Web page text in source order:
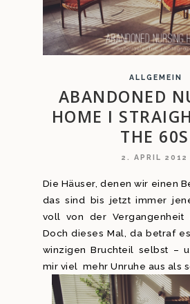
ALLGEMEIN
ABANDONED
HOME I
THE 60S
2. APRIL 2012
Die Häuser, denen wir einen
das sind bis jetzt immer
voll von der Vergangenheit
Doch dieses Mal, da betraf
winzigen Bruchteil selbst –
mir viel mehr Unruhe aus als